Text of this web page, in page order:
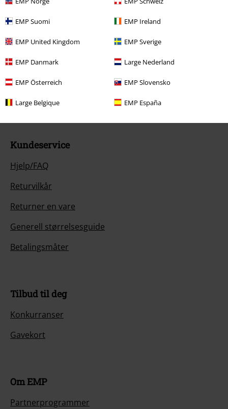
EMP Suomi EMP Ireland
EMP United Kingdom EMP Sverige
EMP Danmark Large Nederland
EMP Österreich EMP Slovensko
Large Belgique EMP España
Vår kundeservice er her for deg
mailbox@emp-shop.no.
Kundeservice
Hjelp/FAQ
Returvilkår
Returner en vare
Generell størrelsesguide
Betalingsmåter
Tilbud til deg
Konkurranser
Gavekort
Om EMP
Partnerprogrammer